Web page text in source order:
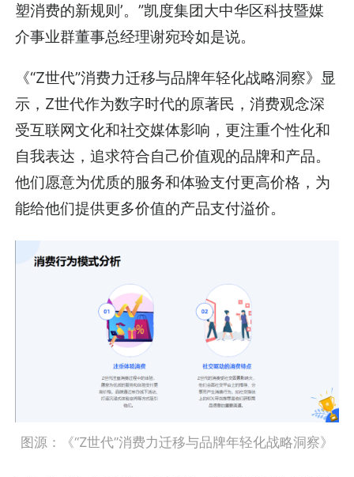
塑消费的新规则’。”凯度集团大中华区科技暨媒
介事业群董事总经理谢宛玲如是说。
《“Z世代”消费力迁移与品牌年轻化战略洞察》显
示，Z世代作为数字时代的原著民，消费观念深
受互联网文化和社交媒体影响，更注重个性化和
自我表达，追求符合自己价值观的品牌和产品。
他们愿意为优质的服务和体验支付更高价格，为
能给他们提供更多价值的产品支付溢价。
图源：《“Z世代”消费力迁移与品牌年轻化战略洞察》